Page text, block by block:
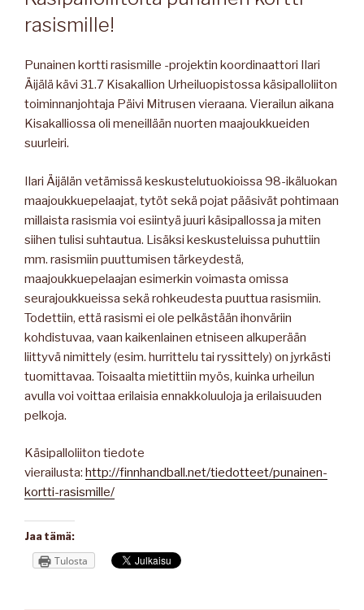
rasismille!
Punainen kortti rasismille -projektin koordinaattori Ilari
Äijälä kävi 31.7 Kisakallion Urheiluopistossa käsipalloliiton
toiminnanjohtaja Päivi Mitrusen vieraana. Vierailun aikana
Kisakalliossa oli meneillään nuorten maajoukkueiden
suurleiri.
Ilari Äijälän vetämissä keskustelutuokioissa 98-ikäluokan
maajoukkuepelaajat, tytöt sekä pojat pääsivät pohtimaan
millaista rasismia voi esiintyä juuri käsipallossa ja miten
siihen tulisi suhtautua. Lisäksi keskusteluissa puhuttiin
mm. rasismiin puuttumisen tärkeydestä,
maajoukkuepelaajan esimerkin voimasta omissa
seurajoukkueissa sekä rohkeudesta puuttua rasismiin.
Todettiin, että rasismi ei ole pelkästään ihonväriin
kohdistuvaa, vaan kaikenlainen etniseen alkuperään
liittyvä nimittely (esim. hurrittelu tai ryssittely) on jyrkästi
tuomittavaa. Toisaalta mietittiin myös, kuinka urheilun
avulla voi voittaa erilaisia ennakkoluuloja ja erilaisuuden
pelkoja.
Käsipalloliiton tiedote
vierailusta: http://finnhandball.net/tiedotteet/punainen-
kortti-rasismille/
Jaa tämä:
Tulosta